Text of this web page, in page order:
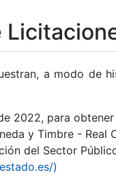
a modo de
2022, para
y Timbre - Real
del Sector
)